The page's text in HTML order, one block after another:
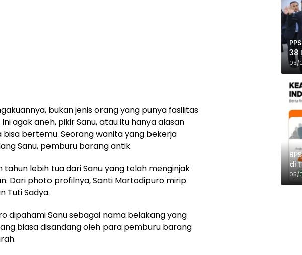
bukan jenis orang yang punya fasilitas
agak aneh, pikir Sanu, atau itu hanya alasan
bisa bertemu. Seorang wanita yang bekerja
Sanu, pemburu barang antik.
tahun lebih tua dari Sanu yang telah menginjak
Dari photo profilnya, Santi Martodipuro mirip
Tuti Sadya.
dipahami Sanu sebagai nama belakang yang
biasa disandang oleh para pemburu barang
38
05/
di
05/